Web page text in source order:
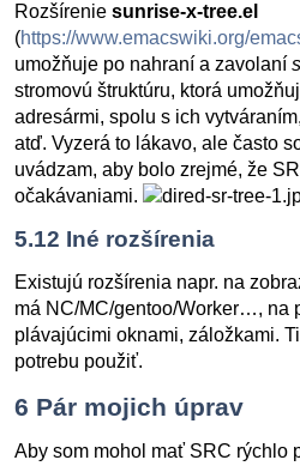
Rozšírenie sunrise-x-tree.el
(https://www.emacswiki.org/
umožňuje po nahraní a zavolaní
stromovú štruktúru, ktorá
adresármi, spolu s ich
atď. Vyzerá to lákavo, ale často
uvádzam, aby bolo zrejmé, že
očakávaniami.
5.12 Iné rozšírenia
Existujú rozšírenia napr. na
má NC/MC/gentoo/Worker…, na
plávajúcimi oknami, záložkami.
potrebu použiť.
6 Pár mojich úprav
Aby som mohol mať SRC rýchlo